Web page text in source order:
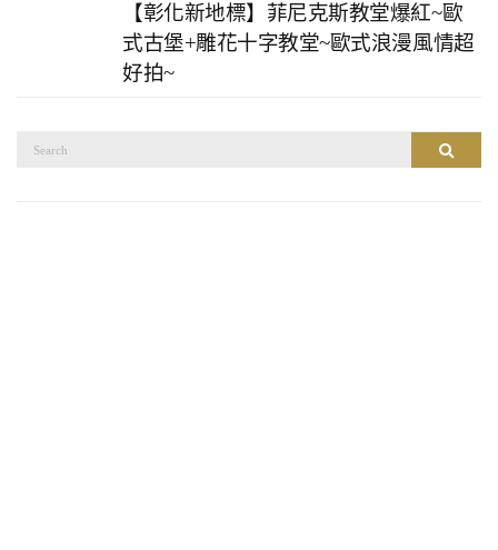
【彰化新地標】菲尼克斯教堂爆紅~歐
式古堡+雕花十字教堂~歐式浪漫風情超
好拍~
搜尋